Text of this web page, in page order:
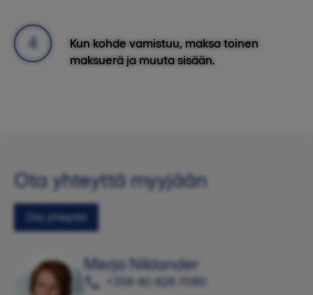
Kun kohde vamistuu, maksa toinen
maksuerä ja muuta sisään.
Ota yhteyttä myyjään
Ota yhteyttä
Merja Niklander
+358 40 828 7080